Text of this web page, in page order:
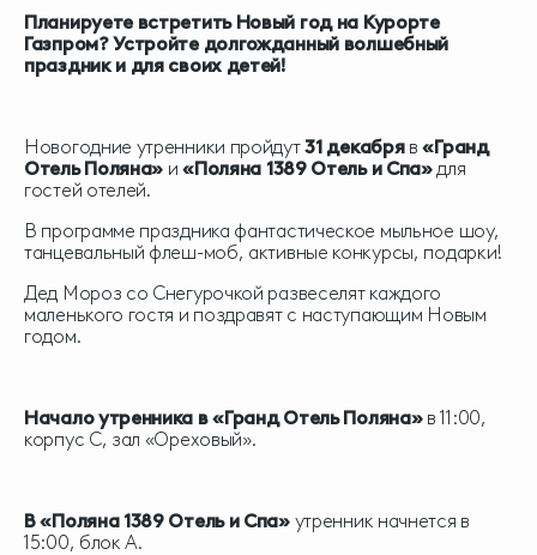
Планируете встретить Новый год на Курорте
Газпром? Устройте долгожданный волшебный
праздник и для своих детей!
Новогодние утренники пройдут31 декабряв«Гранд
Отель Поляна» и«Поляна 1389 Отель и Спа»для
гостей отелей.
В программе праздника фантастическое мыльное шоу,
танцевальный флеш-моб, активные конкурсы, подарки!
Дед Мороз со Снегурочкой развеселят каждого
маленького гостя и поздравят с наступающим Новым
годом.
Начало утренника в «Гранд Отель Поляна»в 11:00,
корпус С, зал «Ореховый».
В «Поляна 1389 Отель и Спа»утренник начнется в
15:00, блок А.